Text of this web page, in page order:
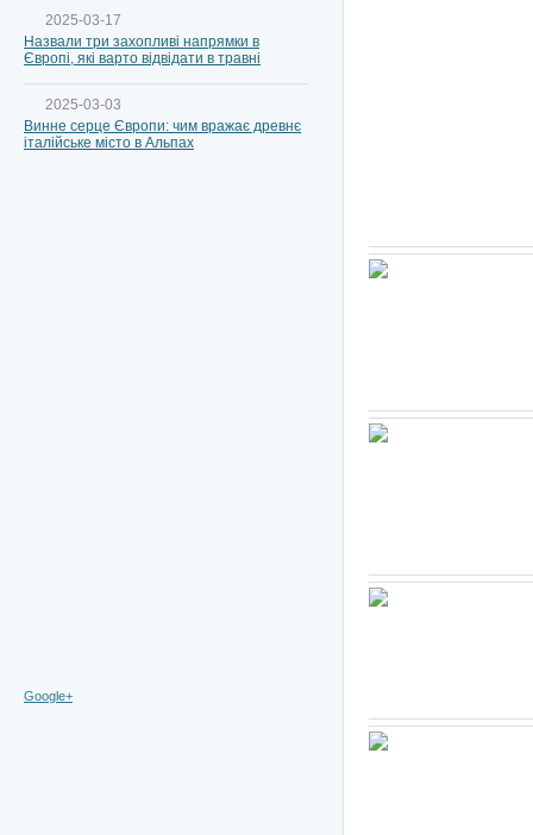
2025-03-17
Назвали три захопливі напрямки в
Європі, які варто відвідати в травні
2025-03-03
Винне серце Європи: чим вражає древнє
італійське місто в Альпах
Google+